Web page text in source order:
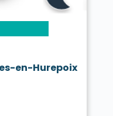
en-Hurepoix